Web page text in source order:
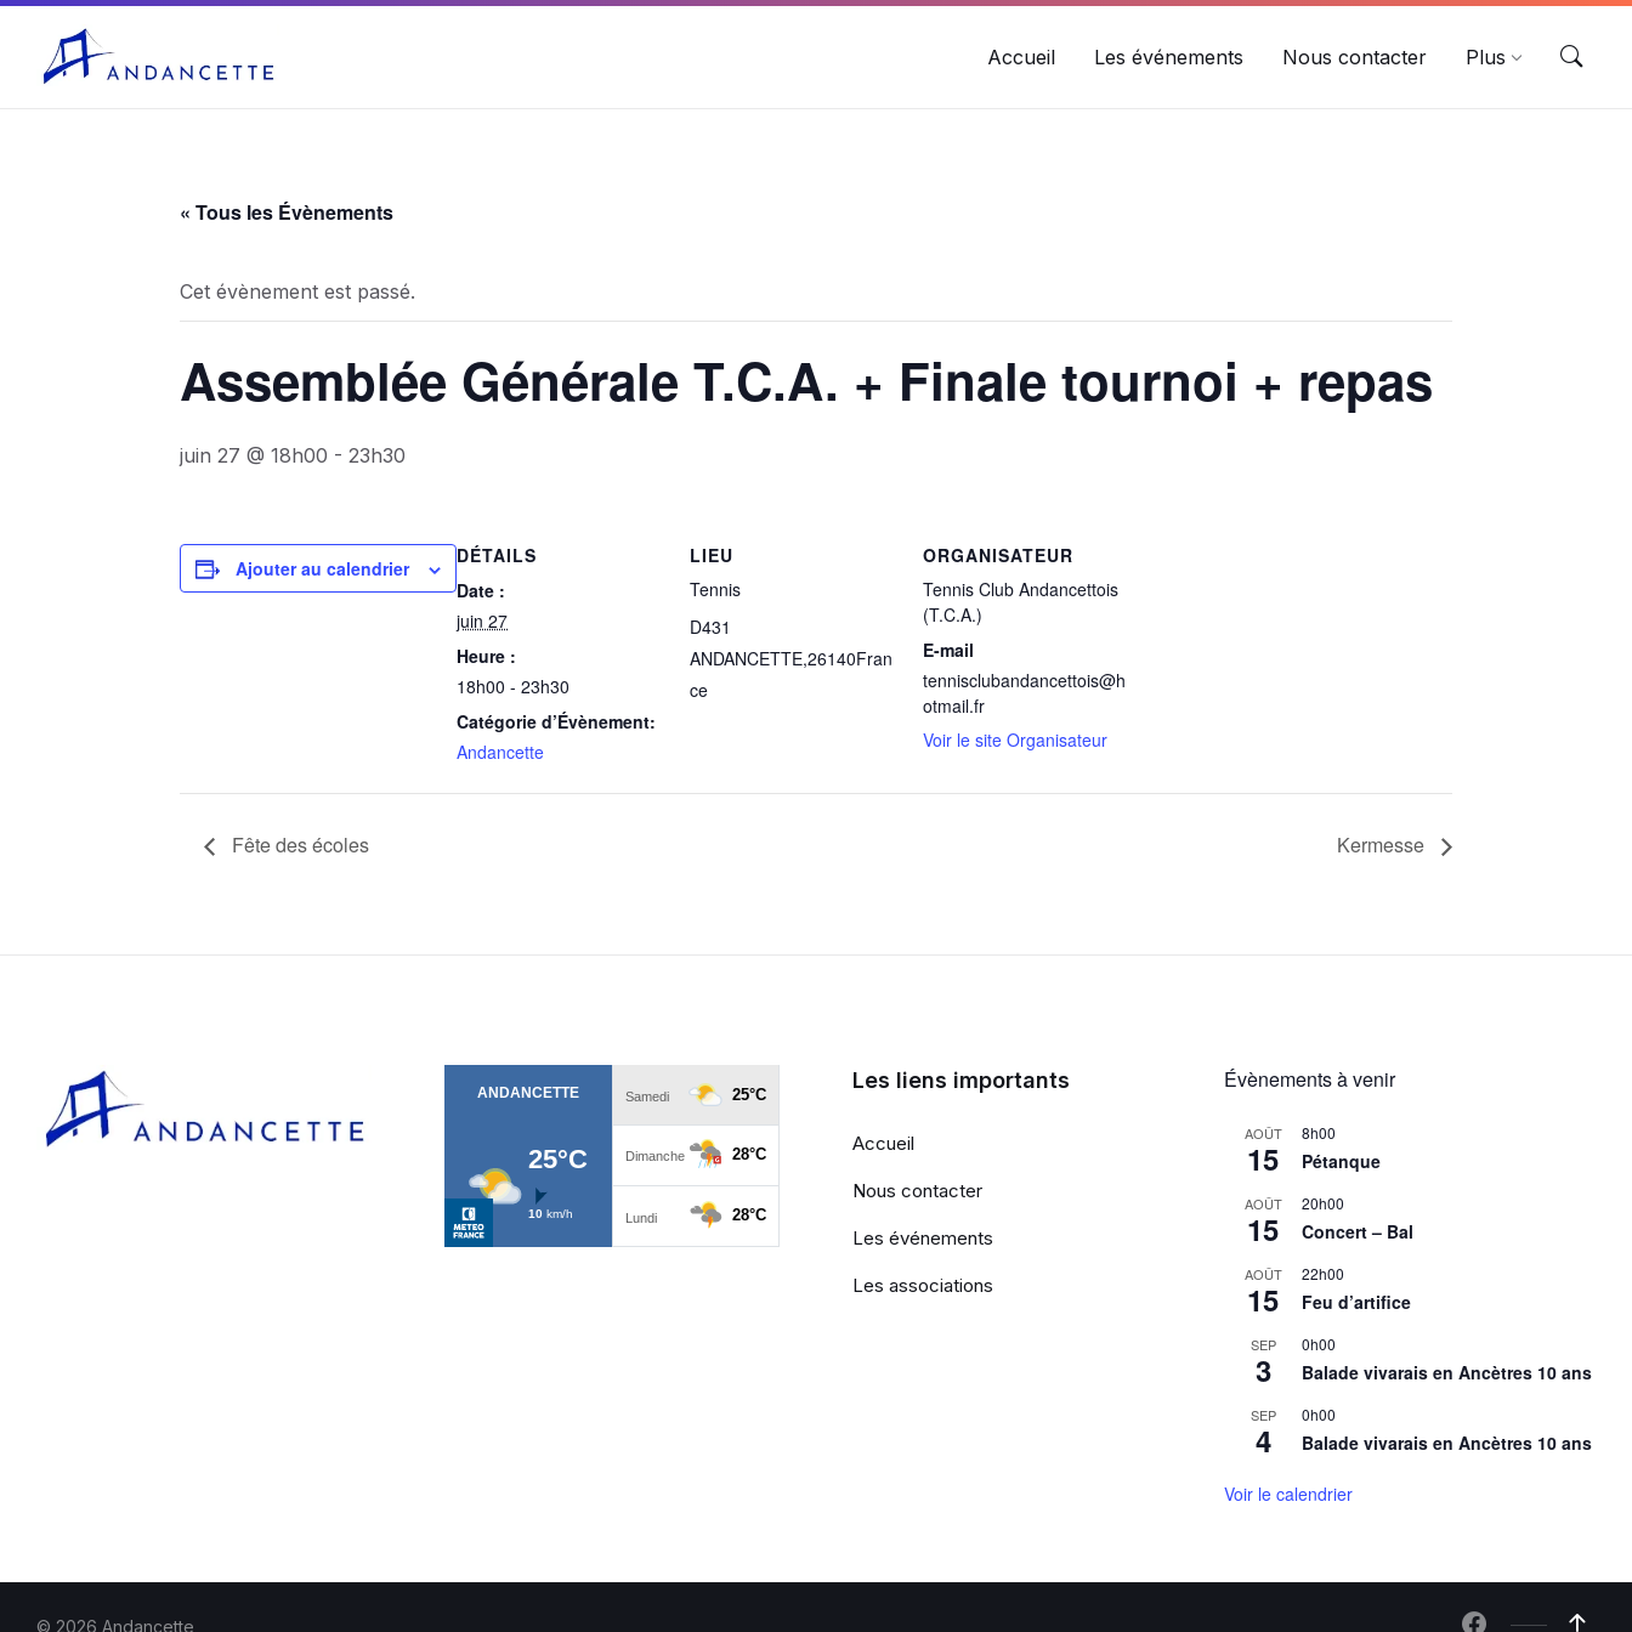
Accueil Les événements Nous contacter Plus
« Tous les Évènements
Cet évènement est passé.
Assemblée Générale T.C.A. + Finale tournoi + repas
juin 27 @ 18h00 - 23h30
Ajouter au calendrier
DÉTAILS
Date :
juin 27
Heure :
18h00 - 23h30
Catégorie d’Évènement:
Andancette
LIEU
Tennis
D431
ANDANCETTE,26140Fran
ce
ORGANISATEUR
Tennis Club Andancettois
(T.C.A.)
E-mail
tennisclubandancettois@h
otmail.fr
Voir le site Organisateur
Fête des écoles Kermesse
Les liens importants
Accueil
Nous contacter
Les événements
Les associations
Évènements à venir
AOÛT
15
8h00
Pétanque
AOÛT
15
20h00
Concert – Bal
AOÛT
15
22h00
Feu d’artifice
SEP
3
0h00
Balade vivarais en Ancètres 10 ans
SEP
4
0h00
Balade vivarais en Ancètres 10 ans
Voir le calendrier
© 2026 Andancette